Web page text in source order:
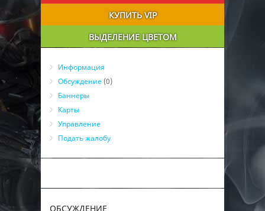
КУПИТЬ VIP
ВЫДЕЛЕНИЕ ЦВЕТОМ
Информация
Обсуждение (0)
Баннеры
Карты
Управление
Подать жалобу
ОБСУЖДЕНИЕ